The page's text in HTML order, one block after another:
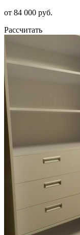
от 84 000 руб.
Рассчитать